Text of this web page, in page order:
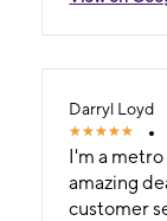
Darryl Loyd
I'm a
amazing
customer